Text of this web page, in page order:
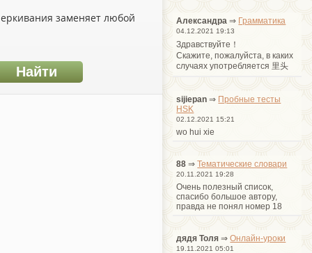
заменяет любой Александра ⇒ Грамматика
04.12.2021 19:13
Здравствуйте！
Cкажите, пожалуйста, в каких
случаях употребляется 里头
sijiepan ⇒ Пробные тесты
HSK
02.12.2021 15:21
wo hui xie
88 ⇒Тематические словари
20.11.2021 19:28
Очень полезный список,
спасибо большое автору,
правда не понял номер 18
дядя Толя ⇒Онлайн-уроки
19.11.2021 05:01